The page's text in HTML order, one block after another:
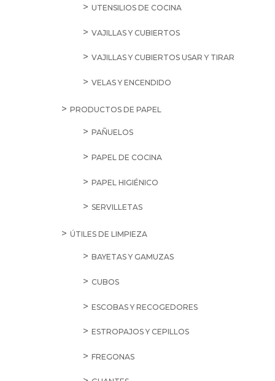
UTENSILIOS DE COCINA
VAJILLAS Y CUBIERTOS
VAJILLAS Y CUBIERTOS USAR Y TIRAR
VELAS Y ENCENDIDO
PRODUCTOS DE PAPEL
PAÑUELOS
PAPEL DE COCINA
PAPEL HIGIÉNICO
SERVILLETAS
ÚTILES DE LIMPIEZA
BAYETAS Y GAMUZAS
CUBOS
ESCOBAS Y RECOGEDORES
ESTROPAJOS Y CEPILLOS
FREGONAS